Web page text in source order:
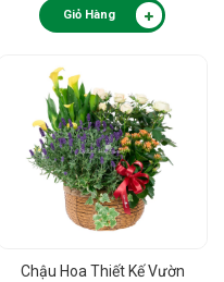
Giỏ Hàng
Chậu Hoa Thiết Kế Vườn